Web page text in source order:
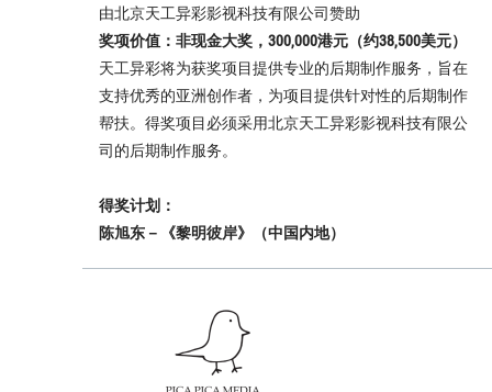
由北京天工异彩影视科技有限公司赞助
奖项价值：非现金大奖，300,000港元（约38,500美元）
天工异彩将为获奖项目提供专业的后期制作服务，旨在
支持优秀的亚洲创作者，为项目提供针对性的后期制作
帮扶。得奖项目必须采用北京天工异彩影视科技有限公
司的后期制作服务。
得奖计划：
陈旭东－《黎明彼岸》（中国内地）